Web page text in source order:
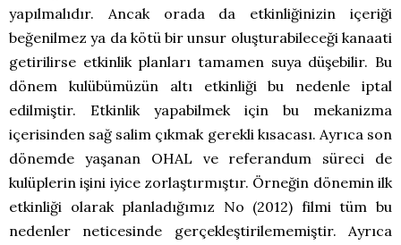
yapılmalıdır. Ancak orada da etkinliğinizin içeriği
beğenilmez ya da kötü bir unsur oluşturabileceği kanaati
getirilirse etkinlik planları tamamen suya düşebilir. Bu
dönem kulübümüzün altı etkinliği bu nedenle iptal
edilmiştir. Etkinlik yapabilmek için bu mekanizma
içerisinden sağ salim çıkmak gerekli kısacası. Ayrıca son
dönemde yaşanan OHAL ve referandum süreci de
kulüplerin işini iyice zorlaştırmıştır. Örneğin dönemin ilk
etkinliği olarak planladığımız No (2012) filmi tüm bu
nedenler neticesinde gerçekleştirilememiştir. Ayrıca